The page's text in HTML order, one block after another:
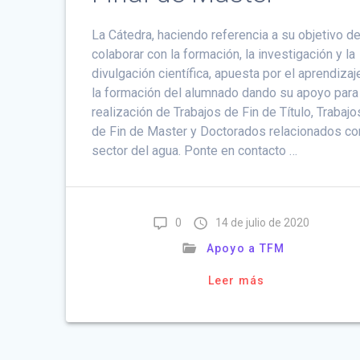
La Cátedra, haciendo referencia a su objetivo de
colaborar con la formación, la investigación y la
divulgación científica, apuesta por el
la formación del alumnado dando su apoyo
realización de Trabajos de Fin de Título,
de Fin de Master y Doctorados relacionados
sector del agua. Ponte en contacto …
0
14 de julio de 2020
Apoyo a TFM
Leer más